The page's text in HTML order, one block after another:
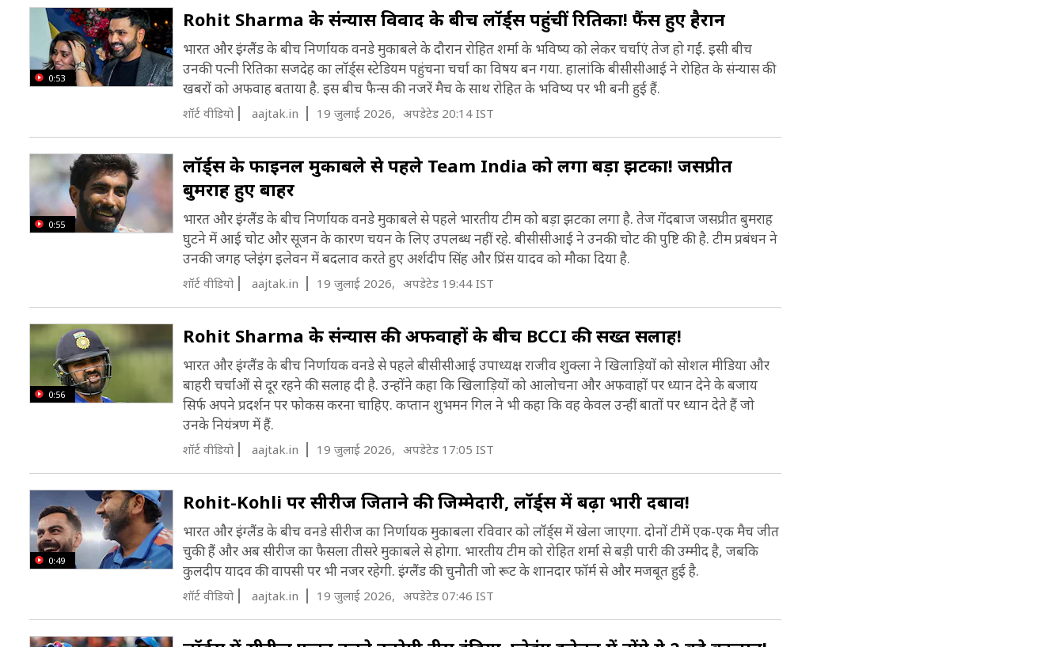
0:53
Rohit Sharma के संन्यास विवाद के बीच लॉर्ड्स पहुंचीं रितिका! फैंस हुए हैरान
भारत और इंग्लैंड के बीच निर्णायक वनडे मुकाबले के दौरान रोहित शर्मा के भविष्य को लेकर चर्चाएं तेज हो गईं. इसी बीच
उनकी पत्नी रितिका सजदेह का लॉर्ड्स स्टेडियम पहुंचना चर्चा का विषय बन गया. हालांकि बीसीसीआई ने रोहित के संन्यास की
खबरों को अफवाह बताया है. इस बीच फैन्स की नजरें मैच के साथ रोहित के भविष्य पर भी बनी हुई हैं.
शॉर्ट वीडियो aajtak.in 19 जुलाई 2026, अपडेटेड 20:14 IST
0:55
लॉर्ड्स के फाइनल मुकाबले से पहले Team India को लगा बड़ा झटका! जसप्रीत
बुमराह हुए बाहर
भारत और इंग्लैंड के बीच निर्णायक वनडे मुकाबले से पहले भारतीय टीम को बड़ा झटका लगा है. तेज गेंदबाज जसप्रीत बुमराह
घुटने में आई चोट और सूजन के कारण चयन के लिए उपलब्ध नहीं रहे. बीसीसीआई ने उनकी चोट की पुष्टि की है. टीम प्रबंधन ने
उनकी जगह प्लेइंग इलेवन में बदलाव करते हुए अर्शदीप सिंह और प्रिंस यादव को मौका दिया है.
शॉर्ट वीडियो aajtak.in 19 जुलाई 2026, अपडेटेड 19:44 IST
0:56
Rohit Sharma के संन्यास की अफवाहों के बीच BCCI की सख्त सलाह!
भारत और इंग्लैंड के बीच निर्णायक वनडे से पहले बीसीसीआई उपाध्यक्ष राजीव शुक्ला ने खिलाड़ियों को सोशल मीडिया और
बाहरी चर्चाओं से दूर रहने की सलाह दी है. उन्होंने कहा कि खिलाड़ियों को आलोचना और अफवाहों पर ध्यान देने के बजाय
सिर्फ अपने प्रदर्शन पर फोकस करना चाहिए. कप्तान शुभमन गिल ने भी कहा कि वह केवल उन्हीं बातों पर ध्यान देते हैं जो
उनके नियंत्रण में हैं.
शॉर्ट वीडियो aajtak.in 19 जुलाई 2026, अपडेटेड 17:05 IST
0:49
Rohit-Kohli पर सीरीज जिताने की जिम्मेदारी, लॉर्ड्स में बढ़ा भारी दबाव!
भारत और इंग्लैंड के बीच वनडे सीरीज का निर्णायक मुकाबला रविवार को लॉर्ड्स में खेला जाएगा. दोनों टीमें एक-एक मैच जीत
चुकी हैं और अब सीरीज का फैसला तीसरे मुकाबले से होगा. भारतीय टीम को रोहित शर्मा से बड़ी पारी की उम्मीद है, जबकि
कुलदीप यादव की वापसी पर भी नजर रहेगी. इंग्लैंड की चुनौती जो रूट के शानदार फॉर्म से और मजबूत हुई है.
शॉर्ट वीडियो aajtak.in 19 जुलाई 2026, अपडेटेड 07:46 IST